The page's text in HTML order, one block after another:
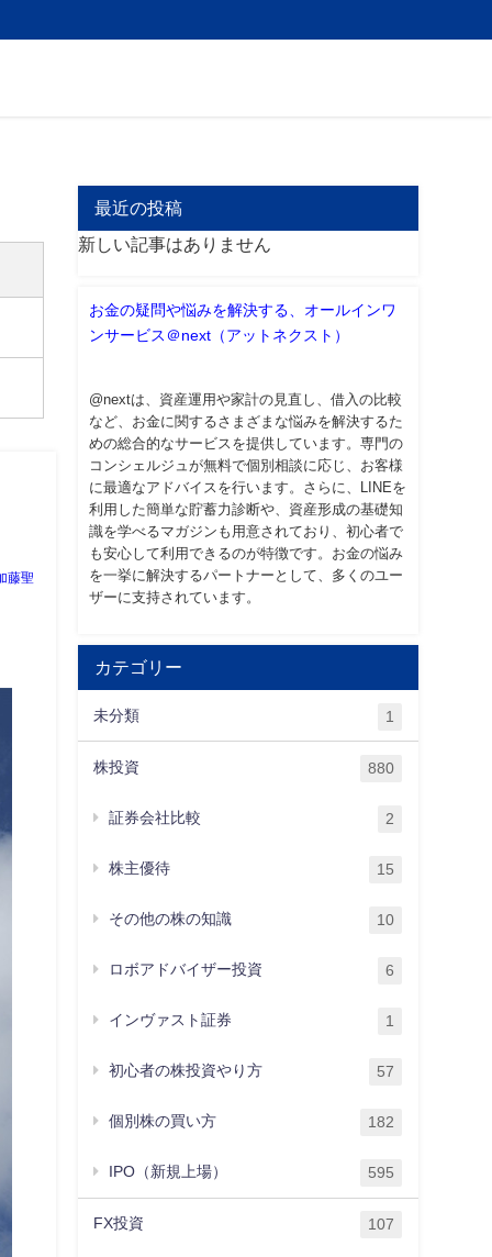
藤聖
最近の投稿
新しい記事はありません
お金の疑問や悩みを解決する、オールインワ
ンサービス＠next（アットネクスト）
@nextは、資産運用や家計の見直し、借入の比較
など、お金に関するさまざまな悩みを解決するた
めの総合的なサービスを提供しています。専門の
コンシェルジュが無料で個別相談に応じ、お客様
に最適なアドバイスを行います。さらに、LINEを
利用した簡単な貯蓄力診断や、資産形成の基礎知
識を学べるマガジンも用意されており、初心者で
も安心して利用できるのが特徴です。お金の悩み
を一挙に解決するパートナーとして、多くのユー
ザーに支持されています。
カテゴリー
未分類 1
株投資 880
証券会社比較 2
株主優待 15
その他の株の知識 10
ロボアドバイザー投資 6
インヴァスト証券 1
初心者の株投資やり方 57
個別株の買い方 182
IPO（新規上場） 595
FX投資 107